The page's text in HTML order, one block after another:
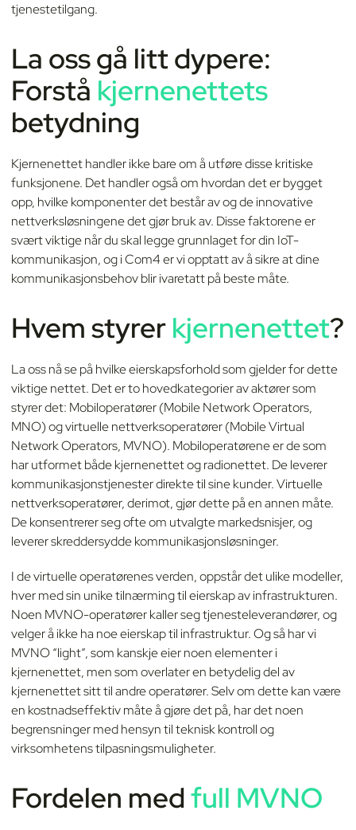
tjenestetilgang.
La oss gå litt dypere:
Forstå kjernenettets
betydning
Kjernenettet handler ikke bare om å utføre disse kritiske
funksjonene. Det handler også om hvordan det er bygget
opp, hvilke komponenter det består av og de innovative
nettverksløsningene det gjør bruk av. Disse faktorene er
svært viktige når du skal legge grunnlaget for din IoT-
kommunikasjon, og i Com4 er vi opptatt av å sikre at dine
kommunikasjonsbehov blir ivaretatt på beste måte.
Hvem styrerkjernenettet?
La oss nå se på hvilke eierskapsforhold som gjelder for dette
viktige nettet. Det er to hovedkategorier av aktører som
styrer det: Mobiloperatører (Mobile Network Operators,
MNO) og virtuelle nettverksoperatører (Mobile Virtual
Network Operators, MVNO). Mobiloperatørene er de som
har utformet både kjernenettet og radionettet. De leverer
kommunikasjonstjenester direkte til sine kunder. Virtuelle
nettverksoperatører, derimot, gjør dette på en annen måte.
De konsentrerer seg ofte om utvalgte markedsnisjer, og
leverer skreddersydde kommunikasjonsløsninger.
I de virtuelle operatørenes verden, oppstår det ulike modeller,
hver med sin unike tilnærming til eierskap av infrastrukturen.
Noen MVNO-operatører kaller seg tjenesteleverandører, og
velger å ikke ha noe eierskap til infrastruktur. Og så har vi
MVNO “light”, som kanskje eier noen elementer i
kjernenettet, men som overlater en betydelig del av
kjernenettet sitt til andre operatører. Selv om dette kan være
en kostnadseffektiv måte å gjøre det på, har det noen
begrensninger med hensyn til teknisk kontroll og
virksomhetens tilpasningsmuligheter.
Fordelen medfull MVNO